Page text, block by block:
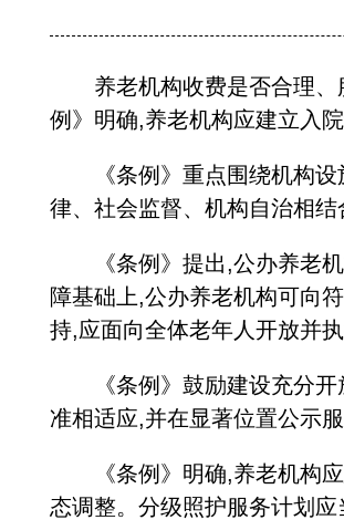
养老机构收费是否合理、服
例》明确,养老机构应建立入
《条例》重点围绕机构设
律、社会监督、机构自治相
《条例》提出,公办养老机
障基础上,公办养老机构可向
持,应面向全体老年人开放并
《条例》鼓励建设充分开
准相适应,并在显著位置公示
《条例》明确,养老机构应
态调整。分级照护服务计划